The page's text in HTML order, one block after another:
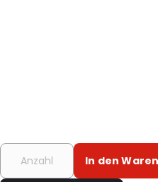
In den